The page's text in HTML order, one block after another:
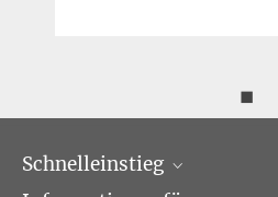
◼
Schnelleinstieg